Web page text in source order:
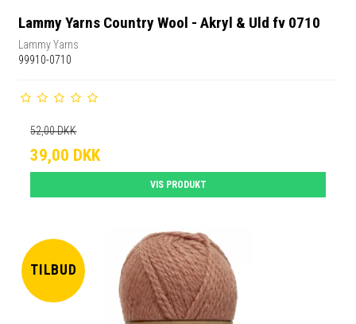
Lammy Yarns Country Wool - Akryl & Uld fv 0710
Lammy Yarns
99910-0710
52,00 DKK
39,00 DKK
VIS PRODUKT
TILBUD